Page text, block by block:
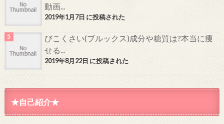
動画...
2019年1月7日 に投稿された
びこくさい(ブルックス)成分や糖質は?本当に痩
せる...
2019年8月22日 に投稿された
★自己紹介★